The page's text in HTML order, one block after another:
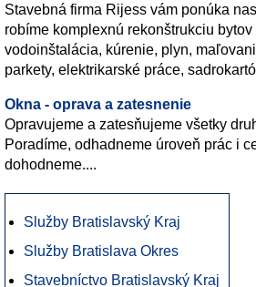
Stavebná firma Rijess vám ponúka
robíme komplexnú rekonštrukciu bytov
vodoinštalácia, kúrenie, plyn,
parkety, elektrikarské práce,
Okna - oprava a zatesnenie
Opravujeme a zatesňujeme všetky
Poradíme, odhadneme úroveň prác i
dohodneme....
Služby Bratislavský Kraj
Služby Bratislava Okres
Stavebníctvo Bratislavský Kraj